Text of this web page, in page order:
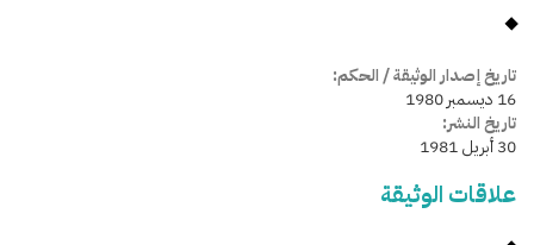
تاريخ إصدار الوثيقة / الحكم:
16 ديسمبر 1980
تاريخ النشر:
30 أبريل 1981
علاقات الوثيقة